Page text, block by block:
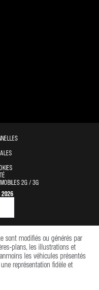
2G / 3G
2026
sont modifiés ou générés par
plans, les illustrations et
les véhicules présentés
représentation fidèle et